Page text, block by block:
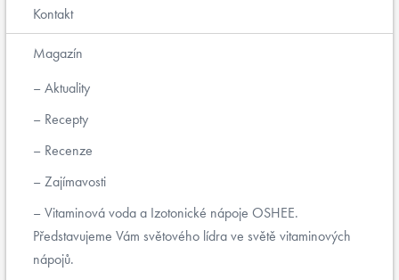
Kontakt
Magazín
Aktuality
Recepty
Recenze
Zajímavosti
Vitaminová voda a Izotonické nápoje OSHEE.
Představujeme Vám světového lídra ve světě vitaminových
nápojů.